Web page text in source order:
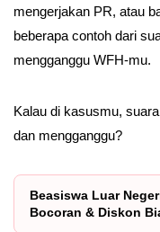
mengerjakan PR, atau
beberapa contoh dari
mengganggu WFH-mu.
Kalau di kasusmu,
dan mengganggu?
Beasiswa Luar
Bocoran & Diskon